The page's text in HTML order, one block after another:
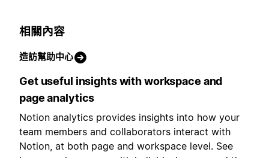
相關內容
造訪幫助中心
Get useful insights with workspace and
page analytics
Notion analytics provides insights into how your
team members and collaborators interact with
Notion, at both page and workspace level. See